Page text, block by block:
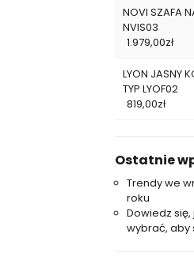
NOVI SZAFA
NVIS03
1.979,00zł
LYON JASNY
TYP LYOF02
819,00zł
Ostatnie
Trendy we
roku
Dowiedz
wybrać, aby